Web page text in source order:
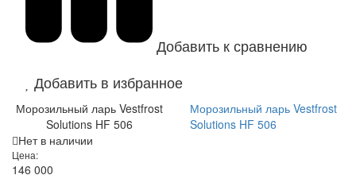
Добавить к сравнению
Добавить в избранное
Морозильный ларь Vestfrost
Solutions HF 506
Морозильный ларь Vestfrost
Solutions HF 506
Нет в наличии
Цена:
146 000